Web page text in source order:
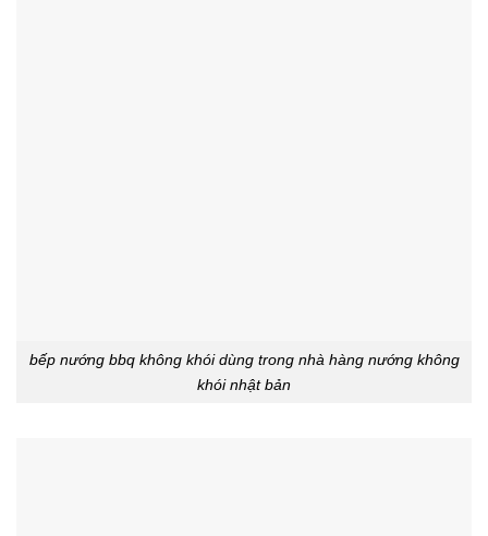
bếp nướng bbq không khói dùng trong nhà hàng nướng không
khói nhật bản